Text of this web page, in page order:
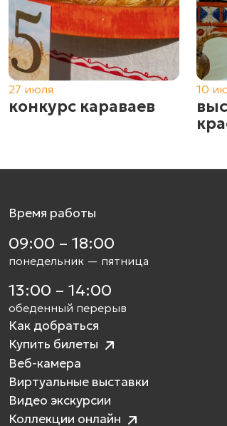
27 июля
конкурс караваев
10
Время работы
09:00 – 18:00
понедельник — пятница
13:00 – 14:00
обеденный перерыв
Как добраться
Купить билеты
Веб-камера
Виртуальные выставки
Видео экскурсии
Коллекции онлайн